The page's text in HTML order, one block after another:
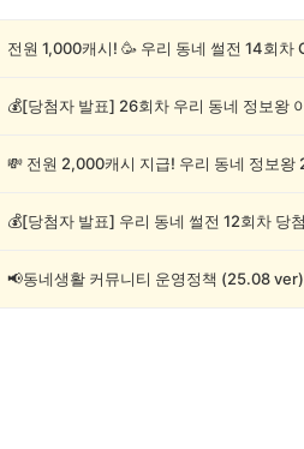
📢동네생활 커뮤니티 운영정책 (25.08 ver)